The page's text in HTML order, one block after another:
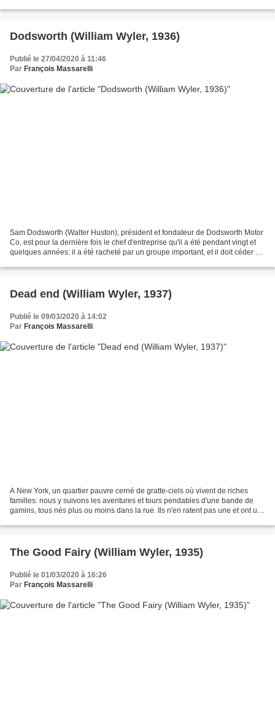
Dodsworth (William Wyler, 1936)
Publié le 27/04/2020 à 11:46
Par François Massarelli
Sam Dodsworth (Walter Huston), président et fondateur de Dodsworth Motor
Co, est pour la dernière fois le chef d'entreprise qu'il a été pendant vingt et
quelques années: il a été racheté par un groupe important, et il doit céder sa
Dead end (William Wyler, 1937)
Publié le 09/03/2020 à 14:02
Par François Massarelli
A New York, un quartier pauvre cerné de gratte-ciels où vivent de riches
familles: nous y suivons les aventures et tours pendables d'une bande de
gamins, tous nés plus ou moins dans la rue. Ils n'en ratent pas une et ont un
The Good Fairy (William Wyler, 1935)
Publié le 01/03/2020 à 16:26
Par François Massarelli